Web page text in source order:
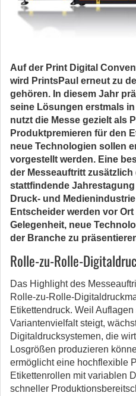
Auf der Print Digital
wird PrintsPaul erneut zu
gehören. In diesem Jahr
seine Lösungen erstmals
nutzt die Messe gezielt als
Produktpremieren für den
neue Technologien sollen
vorgestellt werden. Eine
der Messeauftritt zusätzlich
stattfindende
Druck- und
Entscheider werden vor
Gelegenheit, neue
der Branche zu
Rolle-zu-Rolle-
Das Highlight des
Rolle-zu-Rolle-
Etikettendruck. Weil
Variantenvielfalt steigt,
Digitaldrucksystemen, die
Losgrößen produzieren
ermöglicht eine hochflexible
Etikettenrollen mit variablen
schneller